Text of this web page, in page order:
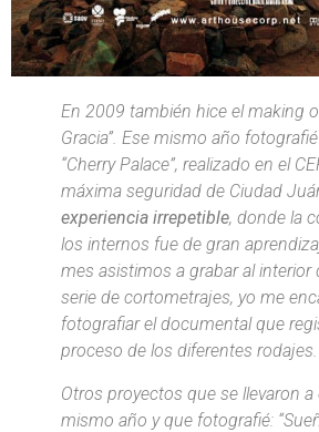
En 2009 también hice el making
Gracia”. Ese mismo año
“Cherry Palace”, realizado en el
máxima seguridad de Ciudad
experiencia irrepetible, donde la
los internos fue de gran
mes asistimos a grabar al interior
serie de cortometrajes, yo me
fotografiar el documental que
proceso de los diferentes rodajes.
Otros proyectos que se llevaron a
mismo año y que fotografié: